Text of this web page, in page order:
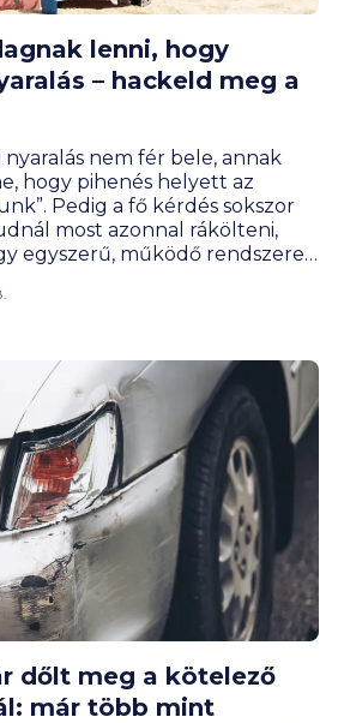
lenni, hogy
– hackeld meg a
nyaralás nem fér bele, annak
hogy pihenés helyett az
Pedig a fő kérdés sokszor
most azonnal rákölteni,
egyszerű, működő rendszered
nyaralás-hackkel faragsz a
a következő évek
dőlt meg a kötelező
már több mint